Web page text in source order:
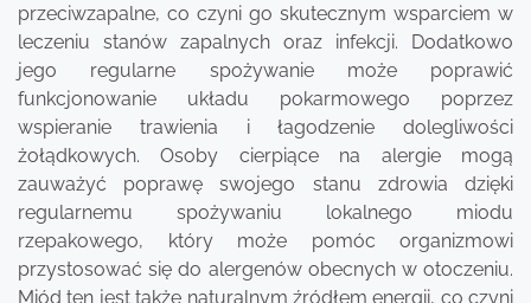
przeciwzapalne, co czyni go skutecznym wsparciem w
leczeniu stanów zapalnych oraz infekcji. Dodatkowo
jego regularne spożywanie może poprawić
funkcjonowanie układu pokarmowego poprzez
wspieranie trawienia i łagodzenie dolegliwości
żołądkowych. Osoby cierpiące na alergie mogą
zauważyć poprawę swojego stanu zdrowia dzięki
regularnemu spożywaniu lokalnego miodu
rzepakowego, który może pomóc organizmowi
przystosować się do alergenów obecnych w otoczeniu.
Miód ten jest także naturalnym źródłem energii, co czyni